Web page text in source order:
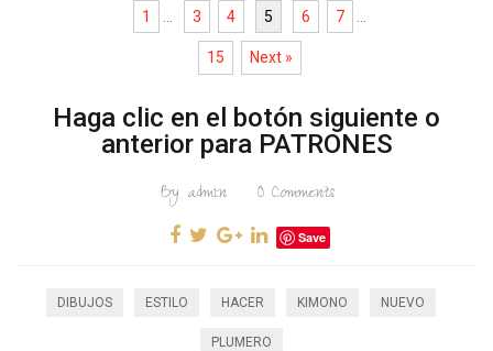
1 3 4 5 6 7
15 Next »
Haga clic en el botón siguiente o
anterior para PATRONES
By admin 0Comments
Save
DIBUJOS ESTILO HACER KIMONO NUEVO
PLUMERO